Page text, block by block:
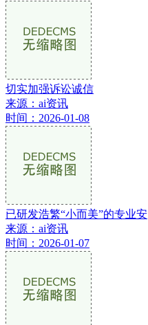
切实加强诉讼诚信
来源：ai资讯
时间：2026-01-08
已研发浩繁“小而美”的专业安
来源：ai资讯
时间：2026-01-07